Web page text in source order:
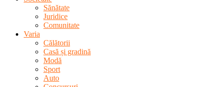
Sănătate
Juridice
Comunitate
Varia
Călătorii
Casă și gradină
Modă
Sport
Auto